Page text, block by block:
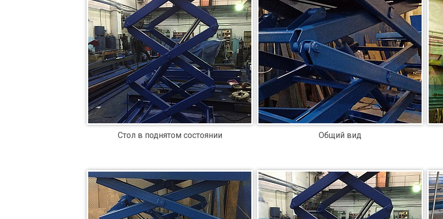
Стол в поднятом состоянии Общий вид